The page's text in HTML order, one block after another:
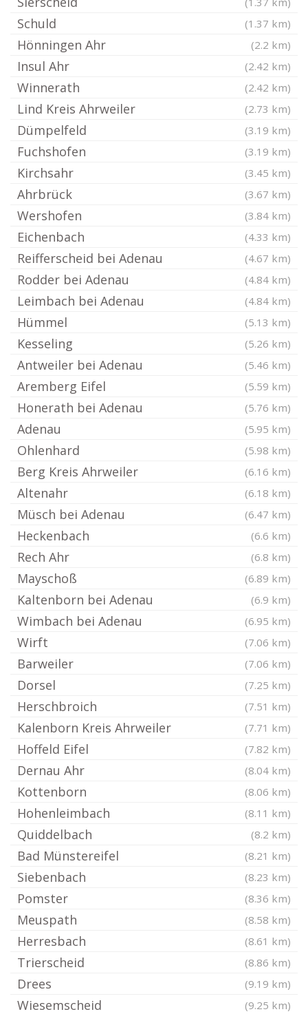
Schuld (1.37 km)
Hönningen Ahr (2.2 km)
Insul Ahr (2.42 km)
Winnerath (2.42 km)
Lind Kreis Ahrweiler (2.73 km)
Dümpelfeld (3.19 km)
Fuchshofen (3.19 km)
Kirchsahr (3.45 km)
Ahrbrück (3.67 km)
Wershofen (3.84 km)
Eichenbach (4.33 km)
Reifferscheid bei Adenau (4.67 km)
Rodder bei Adenau (4.84 km)
Leimbach bei Adenau (4.84 km)
Hümmel (5.13 km)
Kesseling (5.26 km)
Antweiler bei Adenau (5.46 km)
Aremberg Eifel (5.59 km)
Honerath bei Adenau (5.76 km)
Adenau (5.95 km)
Ohlenhard (5.98 km)
Berg Kreis Ahrweiler (6.16 km)
Altenahr (6.18 km)
Müsch bei Adenau (6.47 km)
Heckenbach (6.6 km)
Rech Ahr (6.8 km)
Mayschoß (6.89 km)
Kaltenborn bei Adenau (6.9 km)
Wimbach bei Adenau (6.95 km)
Wirft (7.06 km)
Barweiler (7.06 km)
Dorsel (7.25 km)
Herschbroich (7.51 km)
Kalenborn Kreis Ahrweiler (7.71 km)
Hoffeld Eifel (7.82 km)
Dernau Ahr (8.04 km)
Kottenborn (8.06 km)
Hohenleimbach (8.11 km)
Quiddelbach (8.2 km)
Bad Münstereifel (8.21 km)
Siebenbach (8.23 km)
Pomster (8.36 km)
Meuspath (8.58 km)
Herresbach (8.61 km)
Trierscheid (8.86 km)
Drees (9.19 km)
Wiesemscheid (9.25 km)